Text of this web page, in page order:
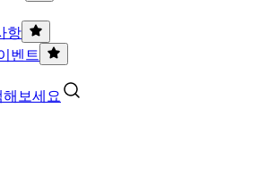
항
벤트
보세요